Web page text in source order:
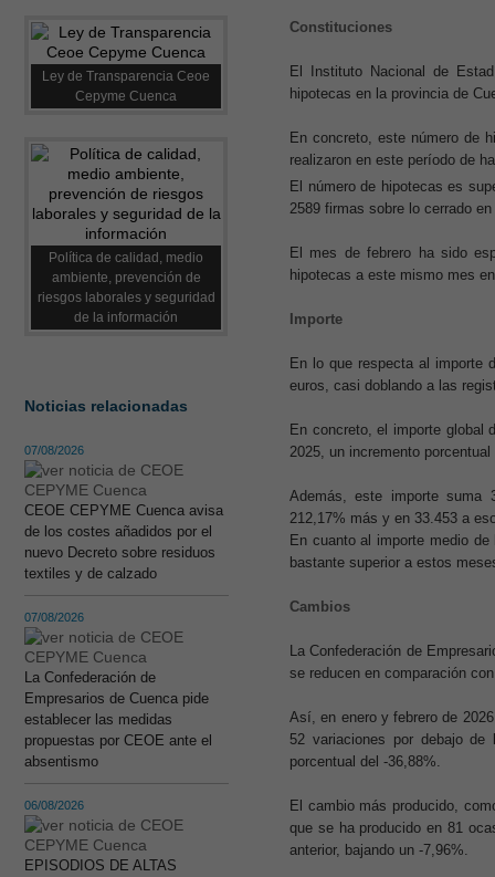
Ley de Transparencia Ceoe
Cepyme Cuenca
Política de calidad, medio
ambiente, prevención de
riesgos laborales y seguridad
de la información
Noticias relacionadas
07/08/2026
CEOE CEPYME Cuenca avisa
de los costes añadidos por el
nuevo Decreto sobre residuos
textiles y de calzado
07/08/2026
La Confederación de
Empresarios de Cuenca pide
establecer las medidas
propuestas por CEOE ante el
absentismo
06/08/2026
EPISODIOS DE ALTAS
Constituciones
El Instituto Nacional de
hipotecas en la provincia de
En concreto, este número de
realizaron en este período de
El número de hipotecas es
2589 firmas sobre lo cerrado
El mes de febrero ha sido
hipotecas a este mismo mes
Importe
En lo que respecta al importe
euros, casi doblando a las
En concreto, el importe global
2025, un incremento
Además, este importe suma
212,17% más y en 33.453 a
En cuanto al importe medio
bastante superior a estos
Cambios
La Confederación de
se reducen en comparación
Así, en enero y febrero de
52 variaciones por debajo
porcentual del -36,88%.
El cambio más producido,
que se ha producido en 81
anterior, bajando un -7,96%.